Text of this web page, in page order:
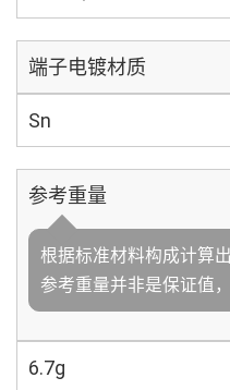
端子电镀材质
Sn
参考重量
根据标准材料构成计算
参考重量并非是保证值
6.7g